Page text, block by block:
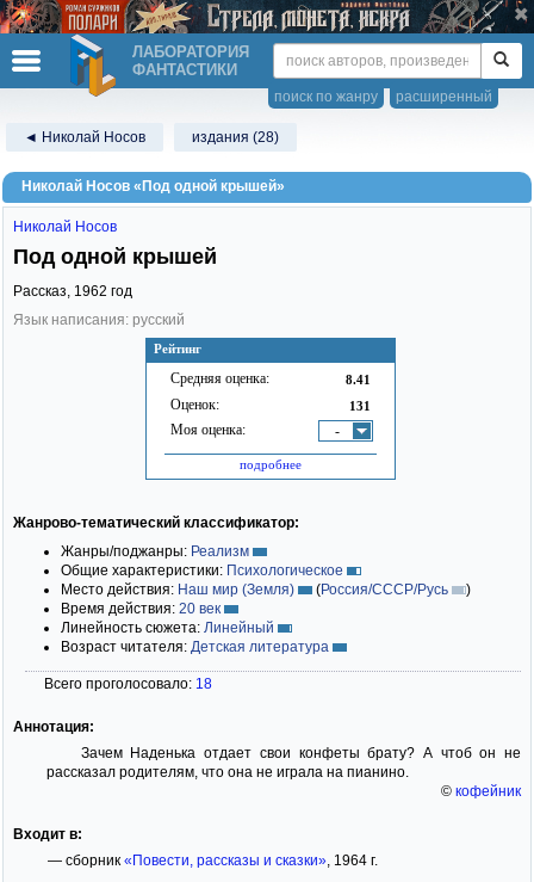
ЛАБОРАТОРИЯ
ФАНТАСТИКИ
расширенный
поиск по жанру
◄ Николай Носов издания (28)
Николай Носов «Под одной крышей»
Рейтинг
Средняя оценка: 8.41
Оценок: 131
Моя оценка: -
подробнее
Николай Носов
Под одной крышей
Рассказ, 1962 год
Язык написания: русский
Жанрово-тематический классификатор:
Жанры/поджанры: Реализм
Общие характеристики: Психологическое
Место действия: Наш мир (Земля) (Россия/СССР/Русь
)
Время действия: 20 век
Линейность сюжета: Линейный
Возраст читателя: Детская литература
Всего проголосовало: 18
Аннотация:
Зачем Наденька отдает свои конфеты брату? А чтоб он не
рассказал родителям, что она не играла на пианино.
© кофейник
Входит в:
— сборник «Повести, рассказы и сказки», 1964 г.